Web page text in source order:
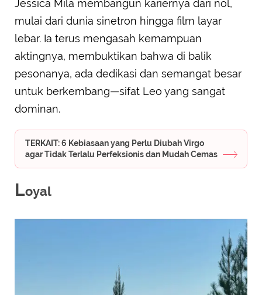
Jessica Mila membangun kariernya dari nol,
mulai dari dunia sinetron hingga film layar
lebar. Ia terus mengasah kemampuan
aktingnya, membuktikan bahwa di balik
pesonanya, ada dedikasi dan semangat besar
untuk berkembang—sifat Leo yang sangat
dominan.
TERKAIT: 6 Kebiasaan yang Perlu Diubah Virgo
agar Tidak Terlalu Perfeksionis dan Mudah Cemas
Loyal